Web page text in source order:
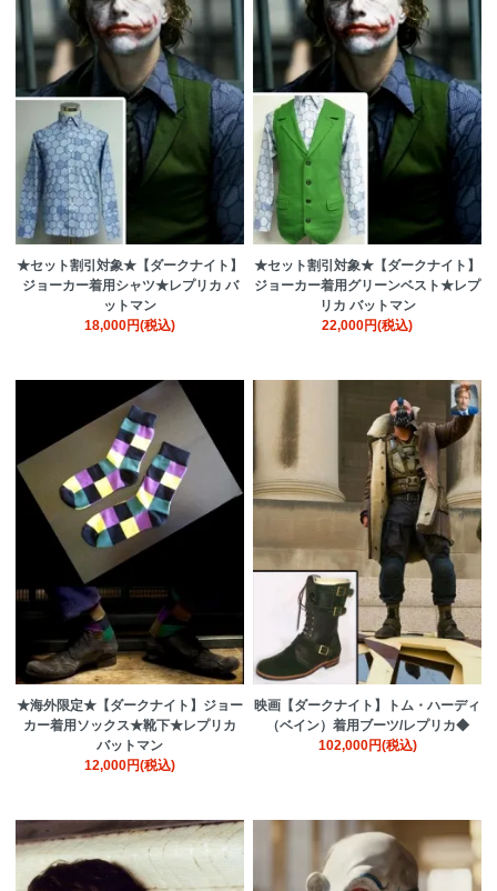
★セット割引対象★【ダークナイト】
ジョーカー着用シャツ★レプリカ バ
ットマン
18,000円(税込)
★セット割引対象★【ダークナイト】
ジョーカー着用グリーンベスト★レプ
リカ バットマン
22,000円(税込)
★海外限定★【ダークナイト】ジョー
カー着用ソックス★靴下★レプリカ
バットマン
12,000円(税込)
映画【ダークナイト】トム・ハーディ
（ベイン）着用ブーツ/レプリカ◆
102,000円(税込)